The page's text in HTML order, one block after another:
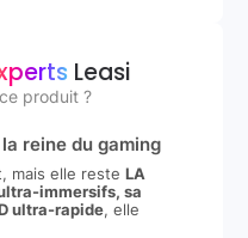
Leasi
produit ?
reine du gaming
mais elle reste LA
immersifs, sa
ultra-rapide, elle